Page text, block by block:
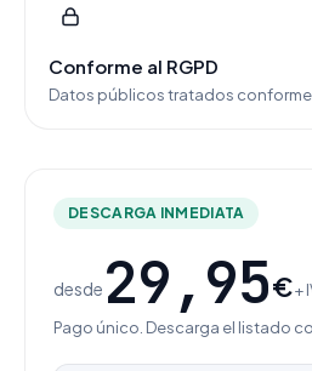
Conforme al RGPD
Datos públicos tratados conforme
DESCARGA INMEDIATA
desde 29,95€+
Pago único. Descarga el listado